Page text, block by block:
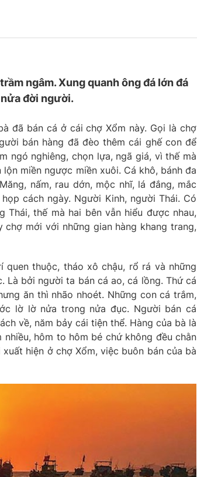
ngâm. Xung quanh ông đá lớn đá
đời người.
đã bán cá ở cái chợ Xổm này. Gọi là chợ
bán hàng đã đèo thêm cái ghế con để
ngó nghiêng, chọn lựa, ngã giá, vì thế mà
miền ngược miền xuôi. Cá khô, bánh đa
nấm, rau dớn, mộc nhĩ, lá đắng, mắc
cách ngày. Người Kinh, người Thái. Có
thế mà hai bên vẫn hiểu được nhau,
mới với những gian hàng khang trang,
thuộc, tháo xô chậu, rổ rá và những
Là bởi người ta bán cá ao, cá lồng. Thứ cá
ăn thì nhão nhoét. Những con cá trắm,
lờ lờ nửa trong nửa đục. Người bán cá
về, năm bảy cái tiện thể. Hàng của bà là
hôm to hôm bé chứ không đều chằn
hiện ở chợ Xổm, việc buôn bán của bà